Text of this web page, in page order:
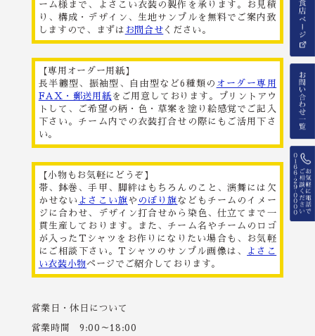
ーム様まで、よさこい衣装の製作を承ります。お見積
り、構成・デザイン、生地サンプルを無料でご案内致
しますので、まずは お問合せ ください。
【専用オーダー用紙】
長半纏型、振袖型、自由型など6種類の オーダー専用
FAX・郵送用紙 をご用意しております。プリントアウ
トして、ご希望の柄・色・草案を塗り絵感覚でご記入
下さい。チーム内での衣装打合せの際にもご活用下さ
い。
【小物もお気軽にどうぞ】
帯、鉢巻、手甲、脚絆はもちろんのこと、演舞には欠
かせない よさこい旗や のぼり旗などもチームのイメー
ジに合わせ、デザイン打合せから染色、仕立てまで一
貫生産しております。また、チーム名やチームのロゴ
が入ったTシャツをお作りになりたい場合も、お気軽
にご相談下さい。Tシャツのサンプル画像は、
よさこ
い衣装小物ページでご紹介しております。
営業日・休日について
営業時間 9:00～18:00